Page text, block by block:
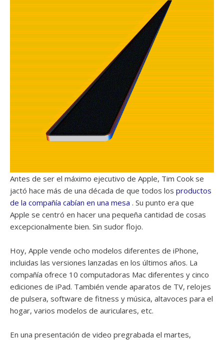
Antes de ser el máximo ejecutivo de Apple, Tim Cook se
jactó hace más de una década de que todos los productos
de la compañía cabían en una mesa . Su punto era que
Apple se centró en hacer una pequeña cantidad de cosas
excepcionalmente bien. Sin sudor flojo.
Hoy, Apple vende ocho modelos diferentes de iPhone,
incluidas las versiones lanzadas en los últimos años. La
compañía ofrece 10 computadoras Mac diferentes y cinco
ediciones de iPad. También vende aparatos de TV, relojes
de pulsera, software de fitness y música, altavoces para el
hogar, varios modelos de auriculares, etc.
En una presentación de video pregrabada el martes,